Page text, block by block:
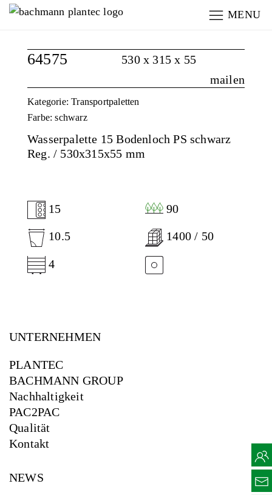
MENU
64575
530 x 315 x 55
mailen
Kategorie: Transportpaletten
Farbe: schwarz
Wasserpalette 15 Bodenloch PS schwarz
Reg. / 530x315x55 mm
15 90
10.5 1400 / 50
4
UNTERNEHMEN
PLANTEC
BACHMANN GROUP
Nachhaltigkeit
PAC2PAC
Qualität
Kontakt
NEWS